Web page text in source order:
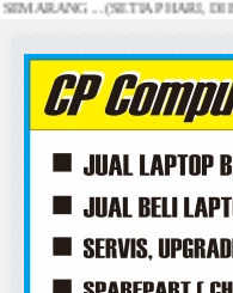
... (SETIAP HARI, DI BELI